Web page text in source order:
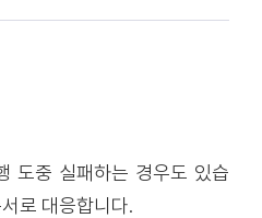
도중 실패하는 경우도 있습
로 대응합니다.